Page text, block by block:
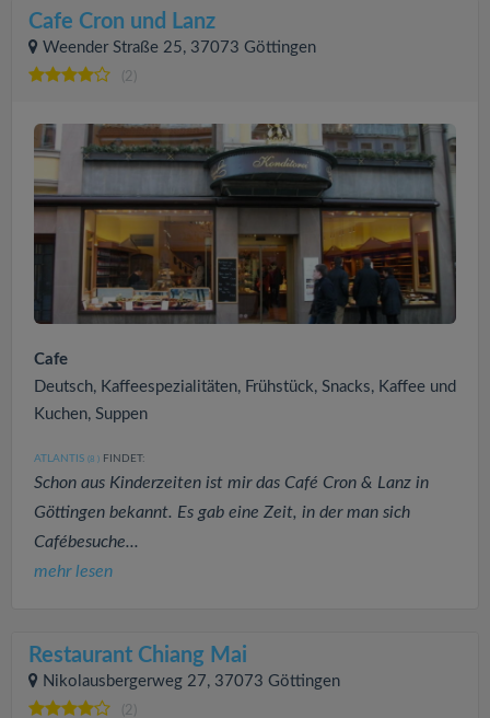
Cafe Cron und Lanz
Weender Straße 25, 37073 Göttingen
(2)
Cafe
Deutsch, Kaffeespezialitäten, Frühstück, Snacks, Kaffee und
Kuchen, Suppen
ATLANTIS (8 ) FINDET:
Schon aus Kinderzeiten ist mir das Café Cron & Lanz in
Göttingen bekannt. Es gab eine Zeit, in der man sich
Cafébesuche...
mehr lesen
Restaurant Chiang Mai
Nikolausbergerweg 27, 37073 Göttingen
(2)